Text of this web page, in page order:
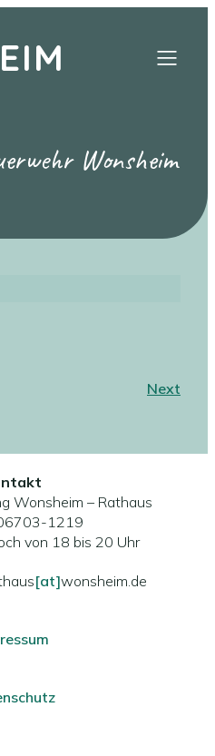
Wonsheim
Next
Wonsheim – Rathaus
1219
von 18 bis 20 Uhr
[at]wonsheim.de